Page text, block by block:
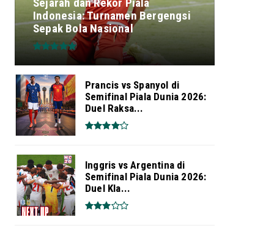
Indonesia: Turnamen Bergengsi
Sepak Bola Nasional
Prancis vs Spanyol di
Semifinal Piala Dunia 2026:
Duel Raksa...
Inggris vs Argentina di
Semifinal Piala Dunia 2026:
Duel Kla...